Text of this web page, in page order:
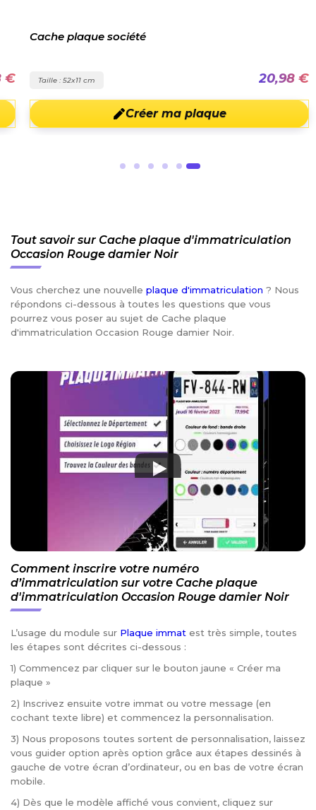
€
Cache plaque société
Taille : 52x11 cm 20,98 €
Créer ma plaque
Tout savoir sur Cache plaque d'immatriculation
Occasion Rouge damier Noir
Vous cherchez une nouvelle plaque d'immatriculation ? Nous
répondons ci-dessous à toutes les questions que vous
pourrez vous poser au sujet de Cache plaque
d'immatriculation Occasion Rouge damier Noir.
Comment inscrire votre numéro
d’immatriculation sur votre Cache plaque
d'immatriculation Occasion Rouge damier Noir
L’usage du module sur Plaque immat est très simple, toutes
les étapes sont décrites ci-dessous :
1) Commencez par cliquer sur le bouton jaune « Créer ma
plaque »
2) Inscrivez ensuite votre immat ou votre message (en
cochant texte libre) et commencez la personnalisation.
3) Nous proposons toutes sortent de personnalisation, laissez
vous guider option après option grâce aux étapes dessinés à
gauche de votre écran d’ordinateur, ou en bas de votre écran
mobile.
4) Dès que le modèle affiché vous convient, cliquez sur